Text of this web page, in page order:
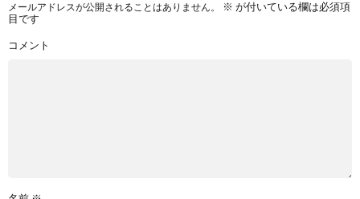
メールアドレスが公開されることはありません。 ※ が付いている欄は必須項
目です
コメント